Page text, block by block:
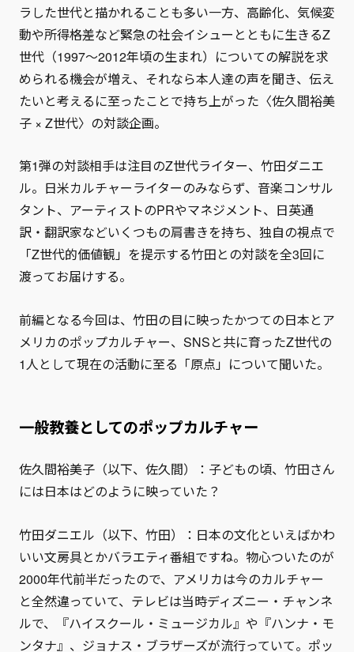
ラした世代と描かれることも多い一方、高齢化、気候変
動や所得格差など緊急の社会イシューとともに生きるZ
世代（1997〜2012年頃の生まれ）についての解説を求
められる機会が増え、それなら本人達の声を聞き、伝え
たいと考えるに至ったことで持ち上がった〈佐久間裕美
子 × Z世代〉の対談企画。
第1弾の対談相手は注目のZ世代ライター、竹田ダニエ
ル。日米カルチャーライターのみならず、音楽コンサル
タント、アーティストのPRやマネジメント、日英通
訳・翻訳家などいくつもの肩書きを持ち、独自の視点で
「Z世代的価値観」を提示する竹田との対談を全3回に
渡ってお届けする。
前編となる今回は、竹田の目に映ったかつての日本とア
メリカのポップカルチャー、SNSと共に育ったZ世代の
1人として現在の活動に至る「原点」について聞いた。
一般教養としてのポップカルチャー
佐久間裕美子（以下、佐久間）：子どもの頃、竹田さん
には日本はどのように映っていた？
竹田ダニエル（以下、竹田）：日本の文化といえばかわ
いい文房具とかバラエティ番組ですね。物心ついたのが
2000年代前半だったので、アメリカは今のカルチャー
と全然違っていて、テレビは当時ディズニー・チャンネ
ルで、『ハイスクール・ミュージカル』や『ハンナ・モ
ンタナ』、ジョナス・ブラザーズが流行っていて。ポッ